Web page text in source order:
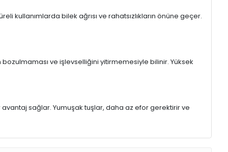
kullanımlarda bilek ağrısı ve rahatsızlıkların önüne geçer.
ve işlevselliğini yitirmemesiyle bilinir. Yüksek
avantaj sağlar. Yumuşak tuşlar, daha az efor gerektirir ve